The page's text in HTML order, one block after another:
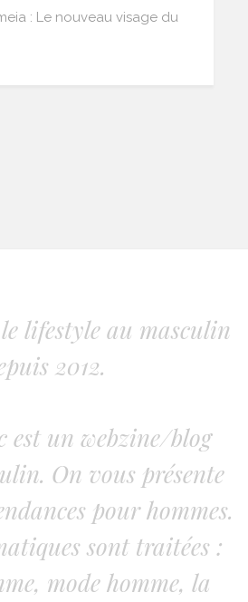
: Le nouveau visage du
lifestyle au masculin
2012.
est un webzine/blog
On vous présente
pour hommes.
sont traitées :
mode homme, la